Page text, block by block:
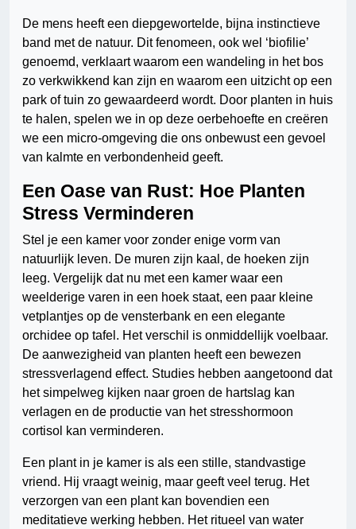
De mens heeft een diepgewortelde, bijna instinctieve
band met de natuur. Dit fenomeen, ook wel ‘biofilie’
genoemd, verklaart waarom een wandeling in het bos
zo verkwikkend kan zijn en waarom een uitzicht op een
park of tuin zo gewaardeerd wordt. Door planten in huis
te halen, spelen we in op deze oerbehoefte en creëren
we een micro-omgeving die ons onbewust een gevoel
van kalmte en verbondenheid geeft.
Een Oase van Rust: Hoe Planten
Stress Verminderen
Stel je een kamer voor zonder enige vorm van
natuurlijk leven. De muren zijn kaal, de hoeken zijn
leeg. Vergelijk dat nu met een kamer waar een
weelderige varen in een hoek staat, een paar kleine
vetplantjes op de vensterbank en een elegante
orchidee op tafel. Het verschil is onmiddellijk voelbaar.
De aanwezigheid van planten heeft een bewezen
stressverlagend effect. Studies hebben aangetoond dat
het simpelweg kijken naar groen de hartslag kan
verlagen en de productie van het stresshormoon
cortisol kan verminderen.
Een plant in je kamer is als een stille, standvastige
vriend. Hij vraagt weinig, maar geeft veel terug. Het
verzorgen van een plant kan bovendien een
meditatieve werking hebben. Het ritueel van water